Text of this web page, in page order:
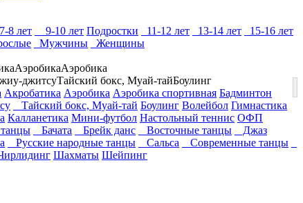
8 лет 9-10 лет Подростки 11-12 лет 13-14 лет
15-16 лет
Мужчины
Женщины
АэробикаАэробика
джитсуТайский бокс, Муай-тайБоулинг
Акробатика Аэробика Аэробика спортивная Бадминтон
Тайский бокс, Муай-тай Боулинг Волейбол Гимнастика
Калланетика Мини-футбол Настольный теннис ОФП
Бачата Брейк данс Восточные танцы
Джаз
Русские народные танцы Сальса
Современные танцы
Шахматы Шейпинг